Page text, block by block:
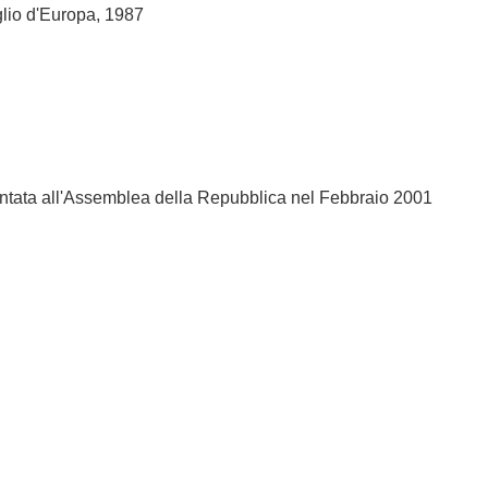
d'Europa, 1987
all'Assemblea della Repubblica nel Febbraio 2001